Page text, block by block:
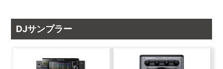
DJサンプラー